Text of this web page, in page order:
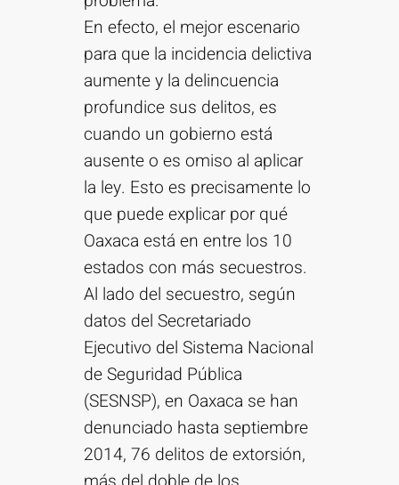
En efecto, el mejor escenario
para que la incidencia delictiva
aumente y la delincuencia
profundice sus delitos, es
cuando un gobierno está
ausente o es omiso al aplicar
la ley. Esto es precisamente lo
que puede explicar por qué
Oaxaca está en entre los 10
estados con más secuestros.
Al lado del secuestro, según
datos del Secretariado
Ejecutivo del Sistema Nacional
de Seguridad Pública
(SESNSP), en Oaxaca se han
denunciado hasta septiembre
2014, 76 delitos de extorsión,